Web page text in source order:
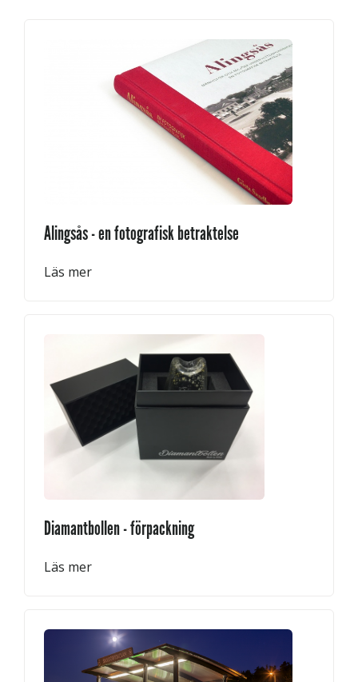
Alingsås - en fotografisk betraktelse
Läs mer
Diamantbollen - förpackning
Läs mer